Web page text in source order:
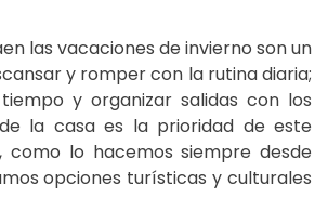
las vacaciones de invierno son un
y romper con la rutina diaria;
y organizar salidas con los
la casa es la prioridad de este
como lo hacemos siempre desde
opciones turísticas y culturales